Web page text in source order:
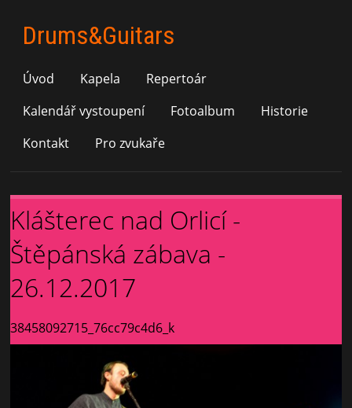
Drums&Guitars
Úvod Kapela
Repertoár
Kalendář vystoupení
Fotoalbum
Historie
Kontakt
Pro zvukaře
Klášterec nad Orlicí -
Štěpánská zábava -
26.12.2017
38458092715_76cc79c4d6_k